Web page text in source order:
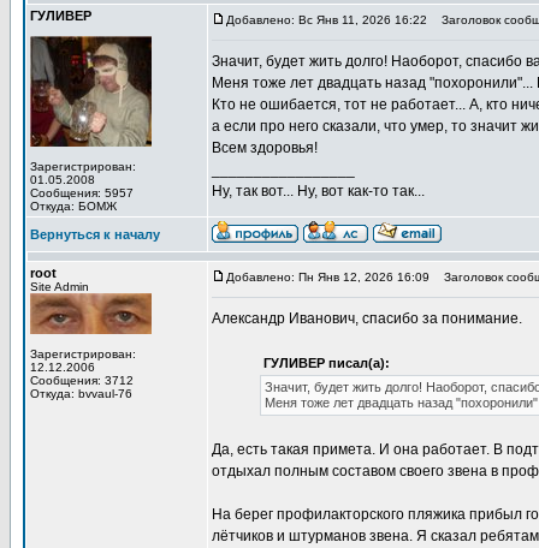
ГУЛИВЕР
Зарегистрирован:
01.05.2008
Сообщения: 5957
Откуда: БОМЖ
Добавлено: Вс Янв 11, 2026 16:22 Заголовок
Значит, будет жить долго! Наоборот, спасибо
Меня тоже лет двадцать назад
Кто не ошибается, тот не работает... А, кто
а если про него сказали, что умер, то значит
Всем здоровья!
Ну, так вот... Ну, вот как-то так...
Вернуться к началу
root
Site Admin
Зарегистрирован:
12.12.2006
Сообщения: 3712
Откуда: bvvaul-76
Добавлено: Пн Янв 12, 2026 16:09 Заголовок
Александр Иванович, спасибо за понимание.
ГУЛИВЕР писал(а):
Значит, будет жить долго! Наоборот,
Меня тоже лет двадцать назад
Да, есть такая примета. И она работает. В
отдыхал полным составом своего звена в
На берег профилакторского пляжика прибыл
лётчиков и штурманов звена. Я сказал